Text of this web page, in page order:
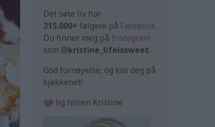
Det søte liv har
315.000+ følgere på Facebook.
Du finner meg på Instagram
som @kristine_lifeissweet.
God fornøyelse, og kos deg på
kjøkkenet!
lig hilsen Kristine